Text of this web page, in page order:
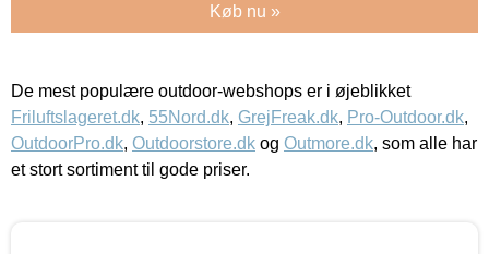
Køb nu »
De mest populære outdoor-webshops er i øjeblikket
Friluftslageret.dk, 55Nord.dk, GrejFreak.dk, Pro-Outdoor.dk,
OutdoorPro.dk, Outdoorstore.dk og Outmore.dk, som alle har
et stort sortiment til gode priser.